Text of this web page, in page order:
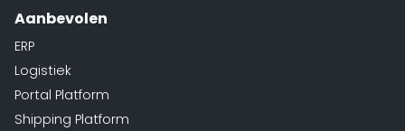
Aanbevolen
ERP
Logistiek
Portal Platform
Shipping Platform